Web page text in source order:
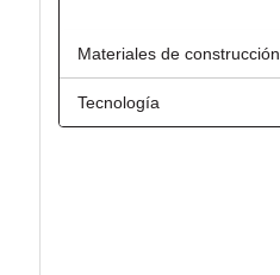
Materiales de construcción
Tecnología